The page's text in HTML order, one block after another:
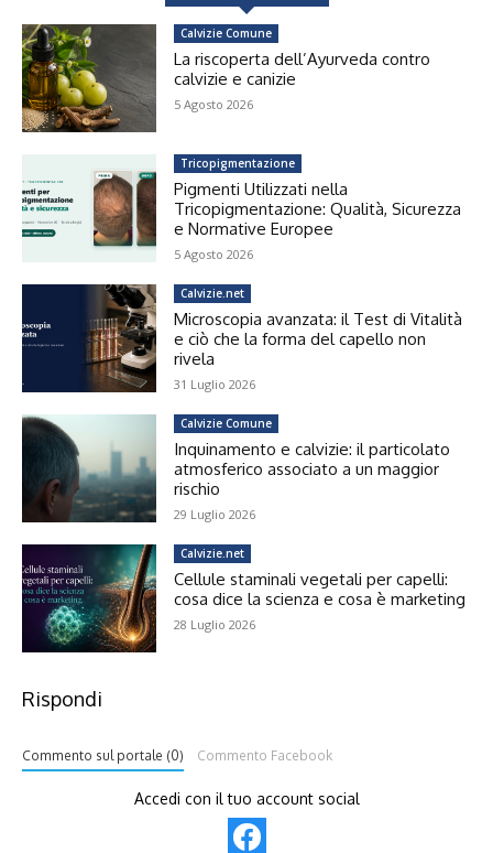
Calvizie Comune
La riscoperta dell’Ayurveda contro
calvizie e canizie
5 Agosto 2026
Tricopigmentazione
Pigmenti Utilizzati nella
Tricopigmentazione: Qualità, Sicurezza
e Normative Europee
5 Agosto 2026
Calvizie.net
Microscopia avanzata: il Test di Vitalità
e ciò che la forma del capello non
rivela
31 Luglio 2026
Calvizie Comune
Inquinamento e calvizie: il particolato
atmosferico associato a un maggior
rischio
29 Luglio 2026
Calvizie.net
Cellule staminali vegetali per capelli:
cosa dice la scienza e cosa è marketing
28 Luglio 2026
Rispondi
Commento sul portale (0) Commento Facebook
Accedi con il tuo account social